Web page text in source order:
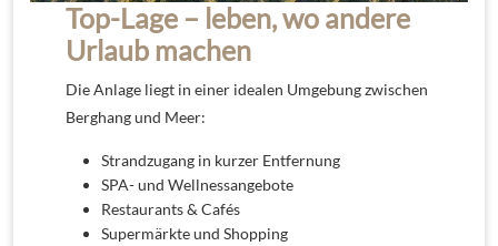
Top-Lage – leben, wo andere
Urlaub machen
Die Anlage liegt in einer idealen Umgebung zwischen
Berghang und Meer:
Strandzugang in kurzer Entfernung
SPA- und Wellnessangebote
Restaurants & Cafés
Supermärkte und Shopping